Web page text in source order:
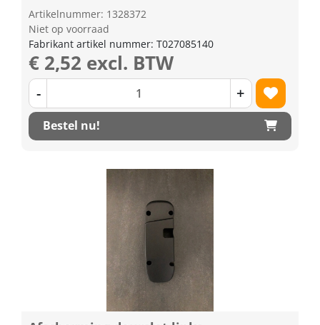
Artikelnummer: 1328372
Niet op voorraad
Fabrikant artikel nummer: T027085140
€ 2,52 excl. BTW
- +
Bestel nu!